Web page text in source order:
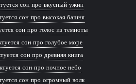
сон про вкусный ужин
сон про высокая башня
сон про голос из темноты
сон про голубое море
сон про древняя книга
сон про ночное небо
сон про огромный волк